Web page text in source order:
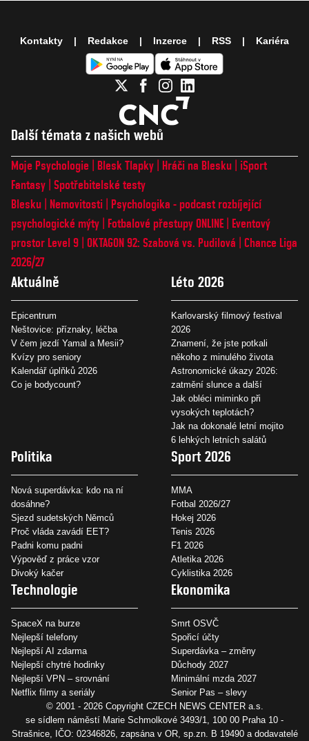
Další témata z našich webů
Moje Psychologie Blesk Tlapky Hráči na Blesku
iSport
Fantasy Spotřebitelské testy
Blesku
Nemovitosti
Psychologika - podcast rozbíjející
psychologické mýty
Fotbalové přestupy ONLINE
Eventový
prostor Level 9 OKTAGON 92: Szabová vs. Pudilová
Chance Liga
2026/27
Aktuálně
Epicentrum
Neštovice: příznaky, léčba
V čem jezdí Yamal a Mesii?
Kvízy pro seniory
Kalendář úplňků 2026
Co je bodycount?
Léto 2026
Karlovarský filmový festival
2026
Znamení, že jste potkali
někoho z minulého života
Astronomické úkazy 2026:
zatmění slunce a další
Jak obléci miminko při
vysokých teplotách?
Jak na dokonalé letní mojito
6 lehkých letních salátů
Politika
Nová superdávka: kdo na ní
dosáhne?
Sjezd sudetských Němců
Proč vláda zavádí EET?
Padni komu padni
Výpověď z práce vzor
Divoký kačer
Sport 2026
MMA
Fotbal 2026/27
Hokej 2026
Tenis 2026
F1 2026
Atletika 2026
Cyklistika 2026
Technologie
SpaceX na burze
Nejlepší telefony
Nejlepší AI zdarma
Nejlepší chytré hodinky
Nejlepší VPN – srovnání
Netflix filmy a seriály
Ekonomika
Smrt OSVČ
Spořicí účty
Superdávka – změny
Důchody 2027
Minimální mzda 2027
Senior Pas – slevy
Kontakty Redakce Inzerce RSS Kariéra
© 2001 - 2026 Copyright CZECH NEWS CENTER a.s.
se sídlem náměstí Marie Schmolkové 3493/1, 100 00 Praha 10 -
Strašnice, IČO: 02346826, zapsána v OR, sp.zn. B 19490 a dodavatelé